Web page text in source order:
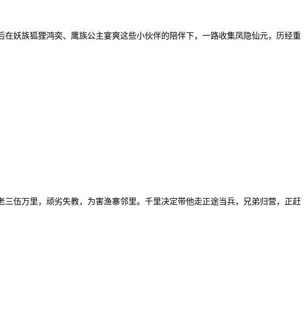
族狐狸鸿奕、鹰族公主宴爽这些小伙伴的陪伴下，一路收集凤隐仙元，历经重
伍万里，顽劣失教，为害渔寨邻里。千里决定带他走正途当兵，兄弟归营，正赶